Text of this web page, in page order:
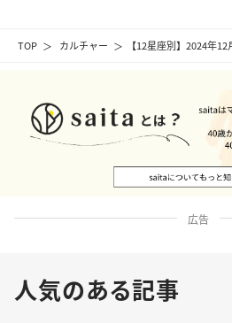
TOP カルチャー 【12星座別】2024年
広告
人気のある記事